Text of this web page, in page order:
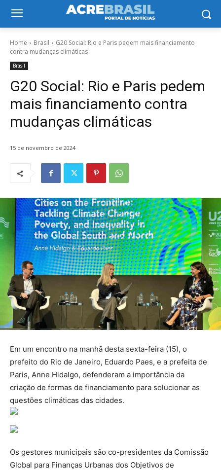
Home Brasil
G20 Social: Rio e Paris pedem mais financiamento
contra mudanças climáticas
Brasil
G20 Social: Rio e Paris pedem
mais financiamento contra
mudanças climáticas
15 de novembro de 2024
Em um encontro na manhã desta sexta-feira (15), o
prefeito do Rio de Janeiro, Eduardo Paes, e a prefeita de
Paris, Anne Hidalgo, defenderam a importância da
criação de formas de financiamento para solucionar as
questões climáticas das cidades.
Os gestores municipais são co-presidentes da Comissão
Global para Finanças Urbanas dos Objetivos de